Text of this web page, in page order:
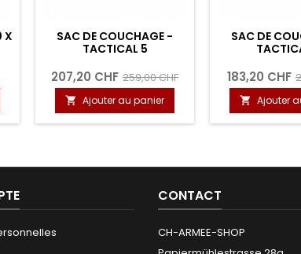
X
SAC DE COUCHAGE -
TACTICAL 5
207,20 CHF 259,00 CHF
 Ajouter au panier
SAC DE
183,20 CHF
 Ajouter
CONTACT
CH-ARMEE-SHOP